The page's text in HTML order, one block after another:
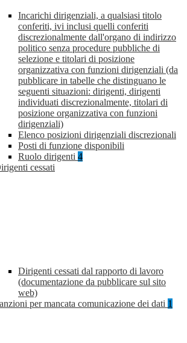
Incarichi dirigenziali, a qualsiasi titolo
conferiti, ivi inclusi quelli conferiti
discrezionalmente dall'organo di indirizzo
politico senza procedure pubbliche di
selezione e titolari di posizione
organizzativa con funzioni dirigenziali (da
pubblicare in tabelle che distinguano le
seguenti situazioni: dirigenti, dirigenti
individuati discrezionalmente, titolari di
posizione organizzativa con funzioni
dirigenziali)
Elenco posizioni dirigenziali discrezionali
Posti di funzione disponibili
Ruolo dirigenti 4
cessati
Dirigenti cessati dal rapporto di lavoro
(documentazione da pubblicare sul sito
web)
per mancata comunicazione dei dati 1